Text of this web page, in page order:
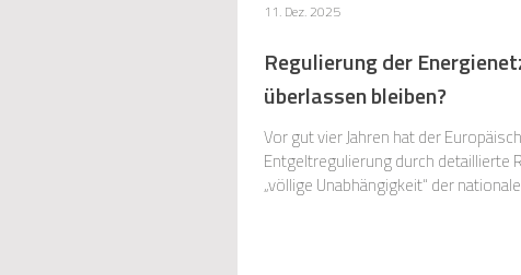
Regulierung der
überlassen bleiben?
Vor gut vier Jahren hat der
Entgeltregulierung durch detaillierte Rechtsverordnungen (u.a. ARegV, Strom-/GasNEV) unionsrechtswidrig sei. Der EuGH forderte die
„völlige Unabhängigkeit“ der
11. Dez. 2025